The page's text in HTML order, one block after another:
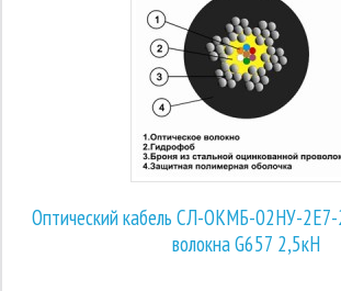
Оптический кабель СЛ-ОКМБ-02НУ-
волокна G657 2,5кН